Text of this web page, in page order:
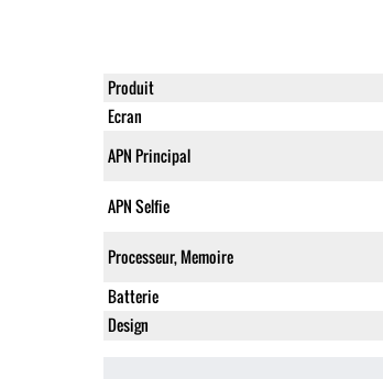
Produit
Ecran
APN Principal
APN Selfie
Processeur, Memoire
Batterie
Design